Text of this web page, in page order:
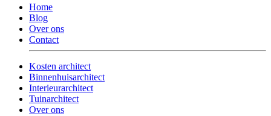
Home
Blog
Over ons
Contact
Kosten architect
Binnenhuisarchitect
Interieurarchitect
Tuinarchitect
Over ons